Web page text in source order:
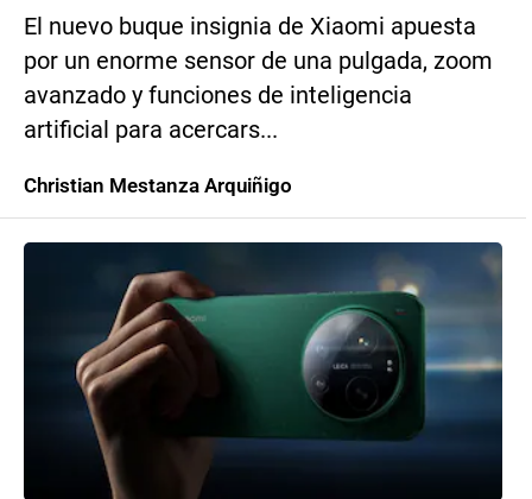
El nuevo buque insignia de Xiaomi apuesta
por un enorme sensor de una pulgada, zoom
avanzado y funciones de inteligencia
artificial para acercars...
Christian Mestanza Arquiñigo